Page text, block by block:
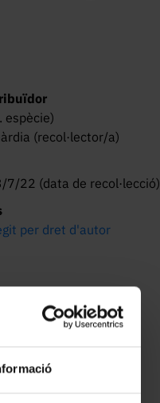
espècie)
(recol·lector/a)
7/22 (data de recol·lecció)
per dret d'autor